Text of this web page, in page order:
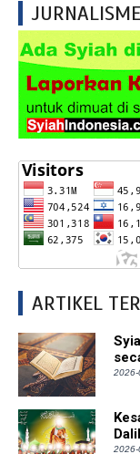
ARTIKEL
2026-
2026-